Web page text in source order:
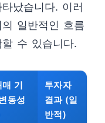
났습니다. 이러
일반적인 흐름
수 있습니다.
매 기
동성
투자자
결과 (일
반적)